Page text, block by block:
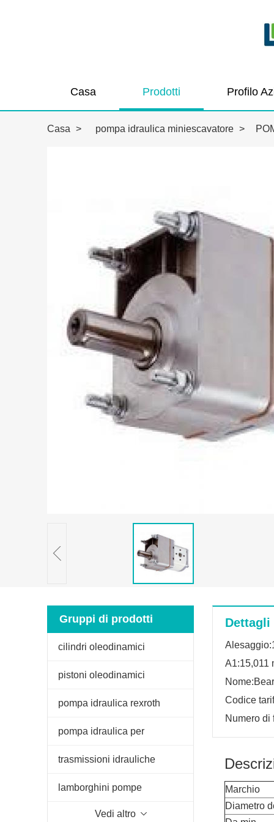
Casa Prodotti Profilo
Casa > pompa idraulica miniescavatore >
Gruppi di prodotti
cilindri oleodinamici
pistoni oleodinamici
pompa idraulica rexroth
pompa idraulica per
sollevatore trattore
trasmissioni idrauliche
lamborghini pompe
oleodinamiche
Vedi altro
A1:15,011
Codice
Numero di
Marchio
Diametro